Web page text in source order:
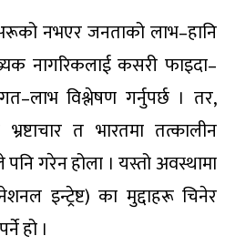
नभएर जनताको लाभ–हानि
नागरिकलाई कसरी फाइदा–
विश्लेषण गर्नुपर्छ । तर,
त भारतमा तत्कालीन
पनि गरेन होला । यस्तो अवस्थामा
इन्ट्रेष्ट) का मुद्दाहरू चिनेर
हो ।